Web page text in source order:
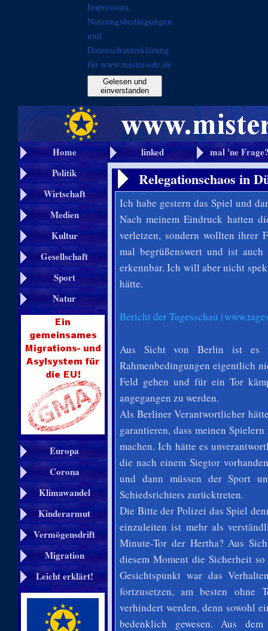
Impressum,
Nutzungsbedingungen
und
Datenschutzerklärung
für www.mister-ede.de
Gelesen und
einverstanden
Home linked
mal 'ne
Politik
Wirtschaft
Medien
Kultur
Gesellschaft
Sport
Natur
Europa
Corona
Klimawandel
Kinderarmut
Vermögensdrift
Migration
Leicht erklärt!
Relegationschaos in
Ich habe gestern das Spiel und
Nach meinem Eindruck hatten
verletzen, sondern wollten ihrer
mal begrüßenswert und ist auch
erkennbar. Ich will aber nicht
hätte.
Bericht der Tagesschau
Aus Sicht von Berlin ist es
Rahmenbedingungen eigentlich
Feld gehen und für ein Tor
angegangen zu werden.
Als Berliner Verantwortlicher
garantieren, dass meinen
machen. Ich hätte es
die nach einem Siegtor
und dann müssen der Sport
Schiedsrichters zurücktreten.
Die Bitte der Polizei das Spiel
einzuleiten ist mehr als
Minute-Tor der Hertha? Aus
diesem Moment die Sicherheit
Gesichtspunkt war das
fortzusetzen, am besten ohne
verhindert werden, denn sowohl
bedenklich gewesen. Aus